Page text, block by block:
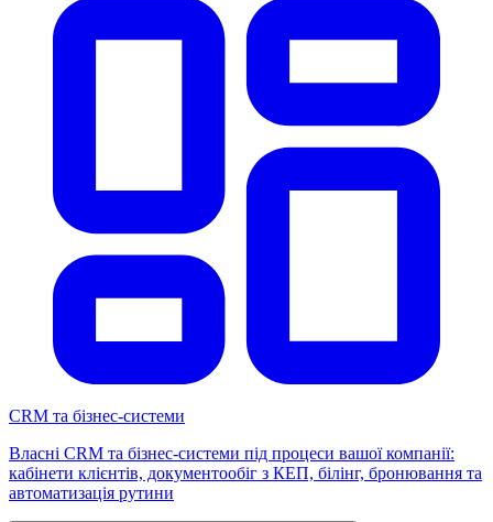
CRM та бізнес-системи
Власні CRM та бізнес-системи під процеси вашої компанії:
кабінети клієнтів, документообіг з КЕП, білінг, бронювання та
автоматизація рутини